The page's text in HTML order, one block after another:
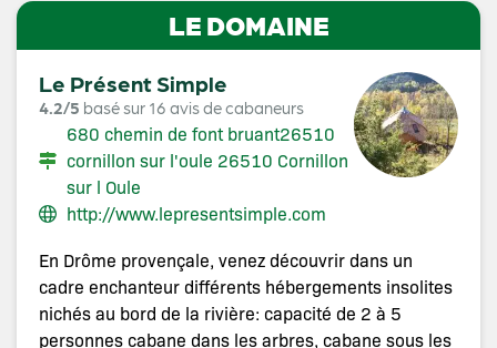
LE DOMAINE
Le Présent Simple
4.2/5 basé sur 16 avis de cabaneurs
680 chemin de font bruant26510
cornillon sur l'oule 26510 Cornillon
sur l Oule
http://www.lepresentsimple.com
En Drôme provençale, venez découvrir dans un
cadre enchanteur différents hébergements insolites
nichés au bord de la rivière: capacité de 2 à 5
personnes cabane dans les arbres, cabane sous les